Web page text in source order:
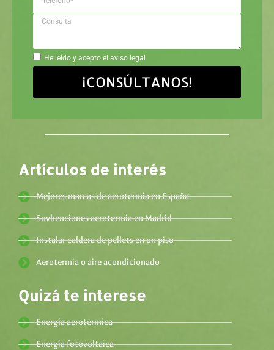
He leído y acepto el aviso legal
¡CONSÚLTANOS!
Artículos de interés
Mejores marcas de aerotermia en España
Suvbenciones aerotermia en Madrid
Instalar caldera de pellets en un piso
Aerotermia o aire acondicionado
Quizá te interese
Energía aerotermica
Energía fotovoltaica